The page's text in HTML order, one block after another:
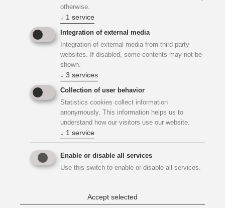
veröffentlicht und somit ein Zeichen für
umweltbewussteres Bauen gesetzt
Deklaration klimaaktiv Planung mit
Sanierungsfahrplan
schafft Grundlagen für eine hohe
Förderungswürdigkeit
bewerte den Energiesparfaktor
Teil der Energiewende - Neue Mobilität -
stellt sich als Auftraggeber als
otherwise.
↓ 1 service
Integration of external media
Integration of external media from third party
websites. If disabled, some contents may not be
shown.
↓ 3 services
Collection of user behavior
Statistics cookies collect information
anonymously. This information helps us to
understand how our visitors use our website.
↓ 1 service
Enable or disable all services
Use this switch to enable or disable all services.
Accept selected